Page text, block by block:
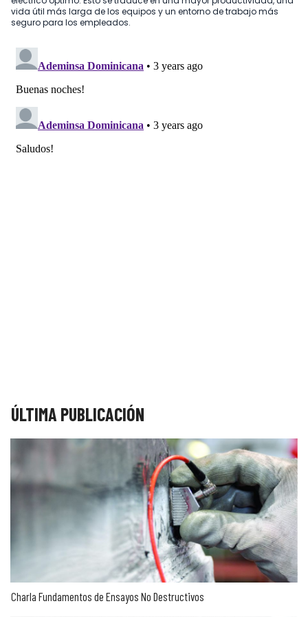
vida útil más larga de los equipos y un entorno de trabajo más
seguro para los empleados.
ÚLTIMA PUBLICACIÓN
Charla Fundamentos de Ensayos No Destructivos